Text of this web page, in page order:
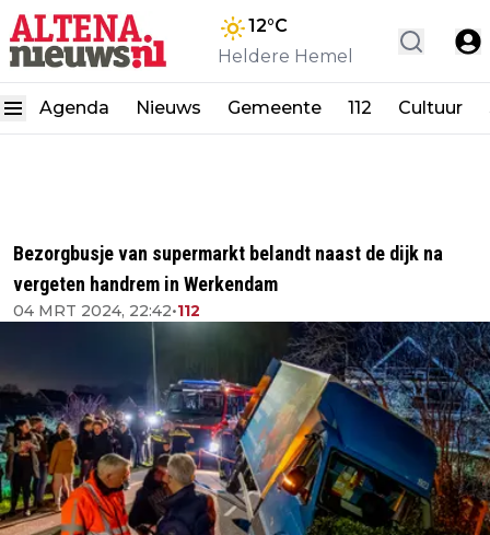
12°C
Heldere Hemel
Agenda Nieuws Gemeente 112 Cultuur
Bezorgbusje van supermarkt belandt naast de dijk na
vergeten handrem in Werkendam
04 MRT 2024, 22:42•112